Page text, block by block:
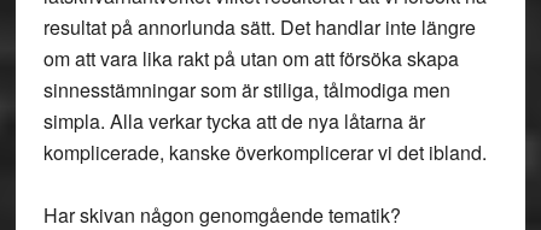
resultat på annorlunda sätt. Det handlar inte längre
om att vara lika rakt på utan om att försöka skapa
sinnesstämningar som är stiliga, tålmodiga men
simpla. Alla verkar tycka att de nya låtarna är
komplicerade, kanske överkomplicerar vi det ibland.
Har skivan någon genomgående tematik?